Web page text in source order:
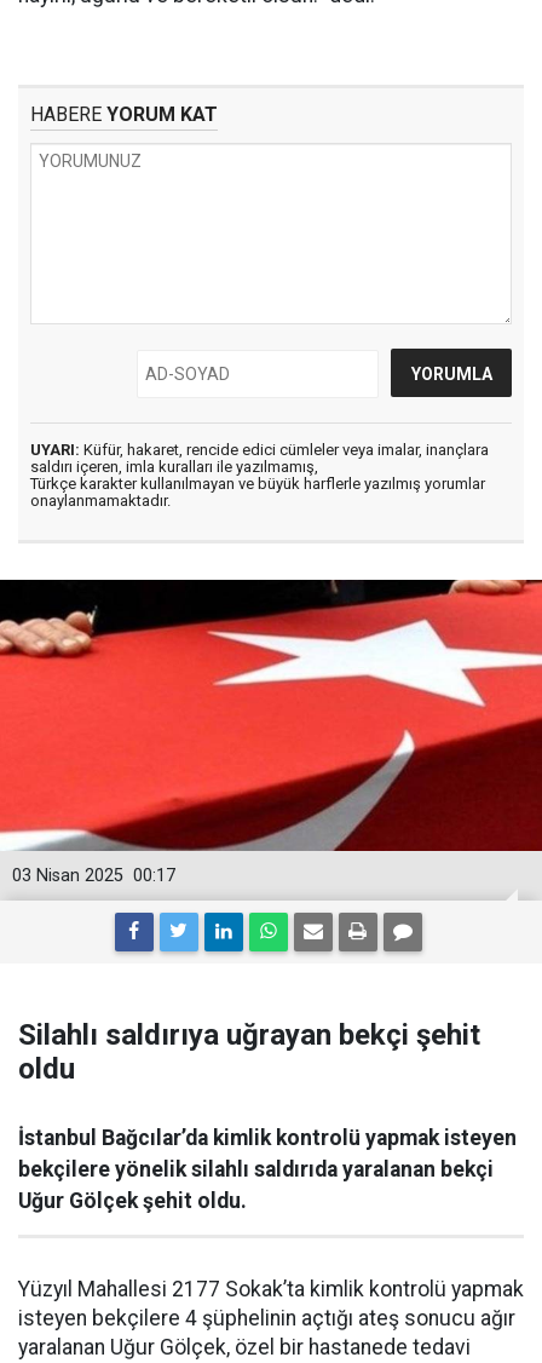
HABERE YORUM KAT
UYARI: Küfür, hakaret, rencide edici cümleler veya imalar, inançlara
saldırı içeren, imla kuralları ile yazılmamış,
Türkçe karakter kullanılmayan ve büyük harflerle yazılmış yorumlar
onaylanmamaktadır.
00:17
03 Nisan 2025
Silahlı saldırıya uğrayan bekçi şehit
oldu
İstanbul Bağcılar’da kimlik kontrolü yapmak isteyen
bekçilere yönelik silahlı saldırıda yaralanan bekçi
Uğur Gölçek şehit oldu.
Yüzyıl Mahallesi 2177 Sokak’ta kimlik kontrolü yapmak
isteyen bekçilere 4 şüphelinin açtığı ateş sonucu ağır
yaralanan Uğur Gölçek, özel bir hastanede tedavi